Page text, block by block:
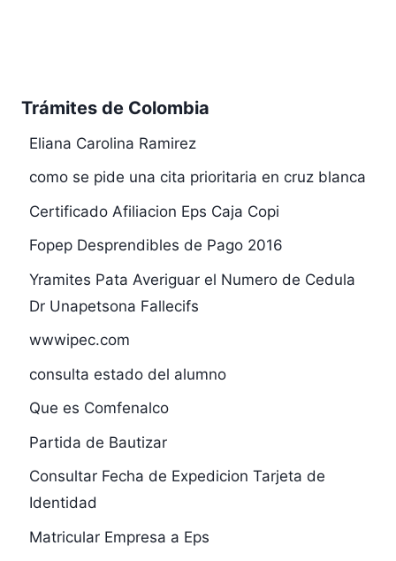
Trámites de Colombia
Eliana Carolina Ramirez
como se pide una cita prioritaria en cruz blanca
Certificado Afiliacion Eps Caja Copi
Fopep Desprendibles de Pago 2016
Yramites Pata Averiguar el Numero de Cedula
Dr Unapetsona Fallecifs
wwwipec.com
consulta estado del alumno
Que es Comfenalco
Partida de Bautizar
Consultar Fecha de Expedicion Tarjeta de
Identidad
Matricular Empresa a Eps